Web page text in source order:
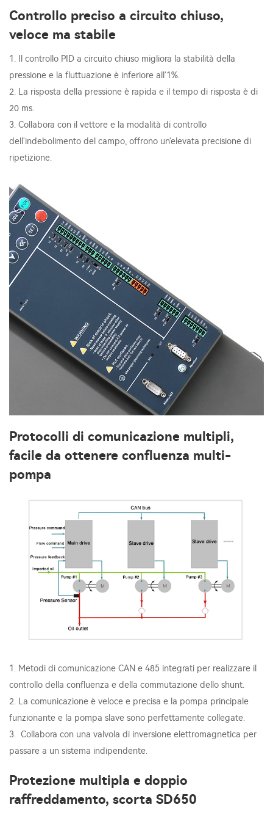
Controllo preciso a circuito chiuso,
veloce ma stabile
1. Il controllo PID a circuito chiuso migliora la stabilità della
pressione e la fluttuazione è inferiore all'1%.
2. La risposta della pressione è rapida e il tempo di risposta è di
20 ms.
3. Collabora con il vettore e la modalità di controllo
dell'indebolimento del campo, offrono un'elevata precisione di
ripetizione.
Protocolli di comunicazione multipli,
facile da ottenere confluenza multi-
pompa
1. Metodi di comunicazione CAN e 485 integrati per realizzare il
controllo della confluenza e della commutazione dello shunt.
2. La comunicazione è veloce e precisa e la pompa principale
funzionante e la pompa slave sono perfettamente collegate.
3. Collabora con una valvola di inversione elettromagnetica per
passare a un sistema indipendente.
Protezione multipla e doppio
raffreddamento, scorta SD650